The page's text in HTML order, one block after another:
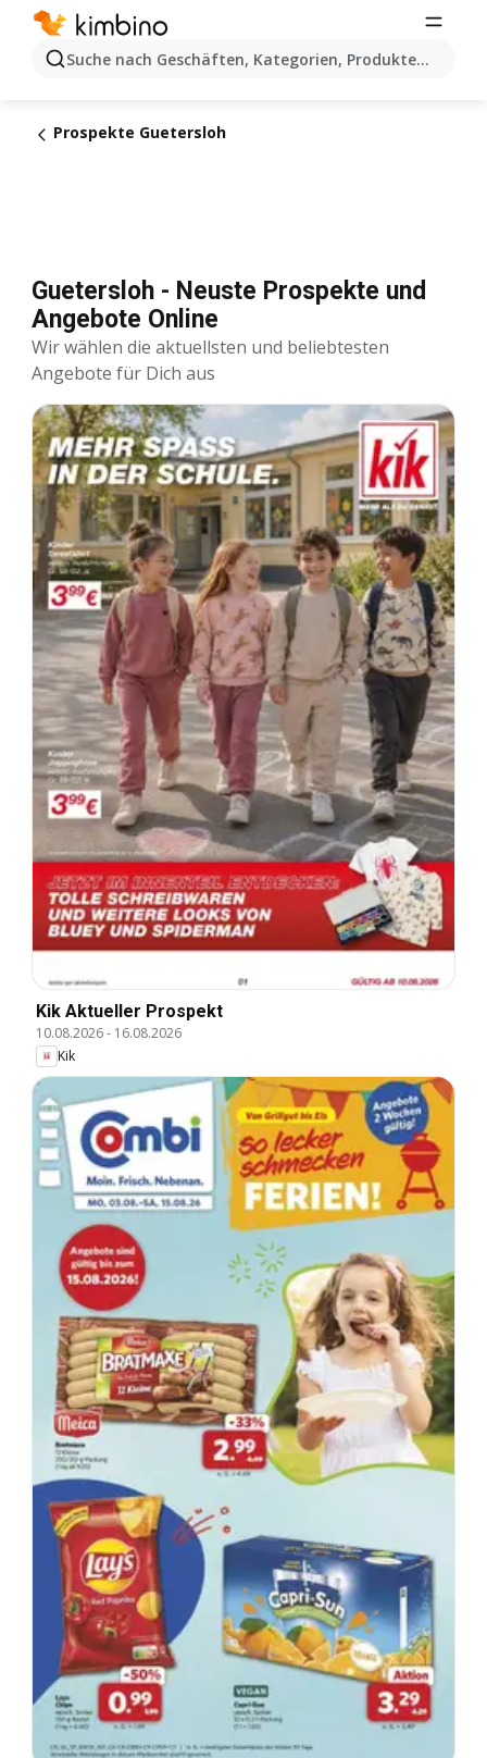
Suche nach Geschäften, Kategorien, Produkten...
Prospekte Guetersloh
Guetersloh - Neuste Prospekte und
Angebote Online
Wir wählen die aktuellsten und beliebtesten
Angebote für Dich aus
Kik Aktueller Prospekt
10.08.2026- 16.08.2026
Kik